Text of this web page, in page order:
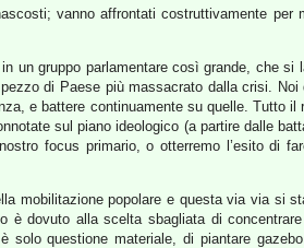
vanno affrontati costruttivamente per
in un gruppo parlamentare così grande, che
di Paese più massacrato dalla crisi.
e battere continuamente su quelle. Tutto
sul piano ideologico (a partire dalle
focus primario, o otterremo l’esito di
mobilitazione popolare e questa via via si
è dovuto alla scelta sbagliata di
questione materiale, di piantare